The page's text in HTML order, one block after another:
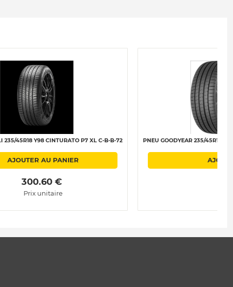
235/45R18 Y98 CINTURATO P7 XL C-B-B-72
AJOUTER AU PANIER
300.60 €
Prix unitaire
PNEU GOODYEAR 235/45R18